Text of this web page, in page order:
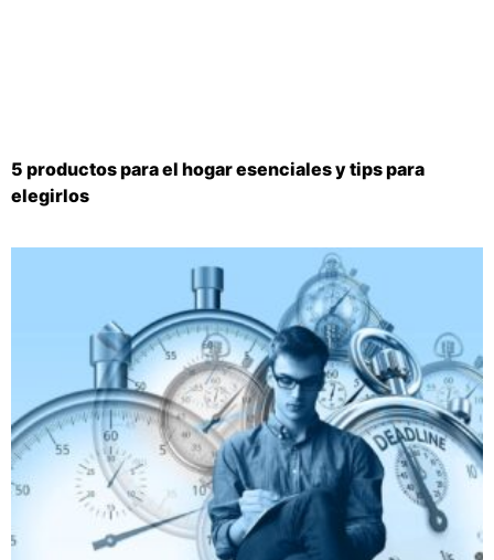
5 productos para el hogar esenciales y tips para
elegirlos